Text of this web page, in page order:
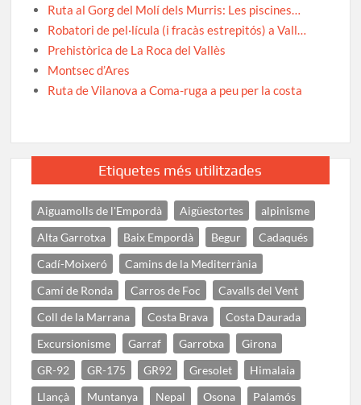
Ruta al Gorg del Molí dels Murris: Les piscines…
Robatori de pel·lícula (i fracàs estrepitós) a Vall…
Prehistòrica de La Roca del Vallès
Montsec d’Ares
Ruta de Vilanova a Coma-ruga a peu per la costa
Etiquetes més utilitzades
Aiguamolls de l'Empordà Aigüestortes
alpinisme
Alta Garrotxa
Baix Empordà Begur
Cadaqués
Cadí-Moixeró
Camins de la Mediterrània
Camí de Ronda
Carros de Foc
Cavalls del Vent
Coll de la Marrana
Costa Brava
Costa Daurada
Excursionisme
Garraf Garrotxa
Girona
GR-92
GR-175 GR92 Gresolet
Himalaia
Llançà
Muntanya Nepal Osona
Palamós